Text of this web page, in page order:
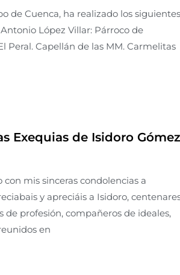
de Cuenca, ha realizado los
López Villar: Párroco de
Peral. Capellán de las MM. Carmelitas
Exequias de Isidoro
mis sinceras condolencias a
y apreciáis a Isidoro,
de profesión, compañeros de ideales,
en